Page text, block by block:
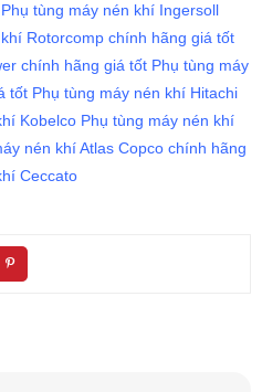
Phụ tùng máy nén khí Ingersoll
Rotorcomp chính hãng giá tốt
chính hãng giá tốt Phụ tùng máy
tốt Phụ tùng máy nén khí Hitachi
Kobelco Phụ tùng máy nén khí
nén khí Atlas Copco chính hãng
Ceccato